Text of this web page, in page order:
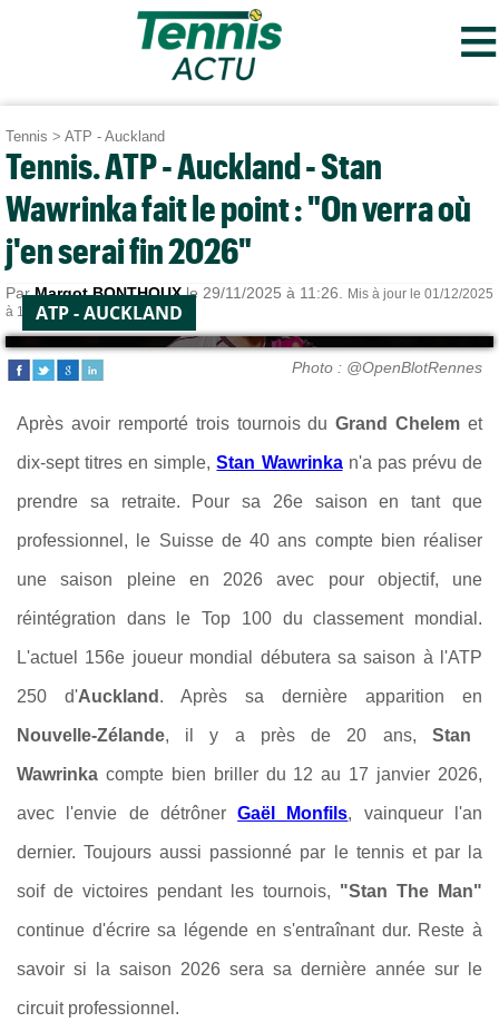
≡
Tennis > ATP - Auckland
Tennis. ATP - Auckland - Stan
Wawrinka fait le point : "On verra où
j'en serai fin 2026"
ParMargot BONTHOUXle 29/11/2025 à 11:26.
Mis à jour le 01/12/2025
à 13:02.ATP - AUCKLAND
Photo : @OpenBlotRennes
Après avoir remporté trois tournois duGrand Chelem et
dix-sept titres en simple,Stan Wawrinka n'a pas prévu de
prendre sa retraite. Pour sa 26e saison en tant que
professionnel, le Suisse de 40 ans compte bien réaliser
une saison pleine en 2026 avec pour objectif, une
réintégration dans le Top 100 du classement mondial.
L'actuel 156e joueur mondial débutera sa saison à l'ATP
250 d'Auckland . Après sa dernière apparition en
Nouvelle-Zélande, il y a près de 20 ans, Stan
Wawrinka compte bien briller du 12 au 17 janvier 2026,
avec l'envie de détrônerGaël Monfils, vainqueur l'an
dernier. Toujours aussi passionné par le tennis et par la
soif de victoires pendant les tournois, "Stan The Man"
continue d'écrire sa légende en s'entraînant dur. Reste à
savoir si la saison 2026 sera sa dernière année sur le
circuit professionnel.